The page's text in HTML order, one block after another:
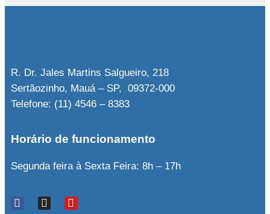
R. Dr. Jales Martins Salgueiro, 218
Sertãozinho, Mauá – SP, 09372-000
Telefone: (11) 4546 – 8383
Horário de funcionamento
Segunda feira à Sexta Feira: 8h – 17h